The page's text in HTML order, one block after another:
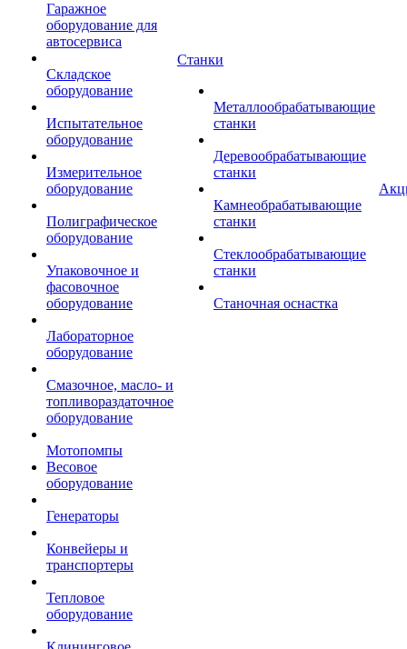
Гаражное
оборудование для
автосервиса
Складское
оборудование
Испытательное
оборудование
Измерительное
оборудование
Полиграфическое
оборудование
Упаковочное и
фасовочное
оборудование
Лабораторное
оборудование
Смазочное, масло- и
топливораздаточное
оборудование
Мотопомпы
Весовое
оборудование
Генераторы
Конвейеры и
транспортеры
Тепловое
оборудование
Станки
Металлообрабатывающие
станки
Деревообрабатывающие
станки
Камнеобрабатывающие
станки
Стеклообрабатывающие
станки
Станочная оснастка